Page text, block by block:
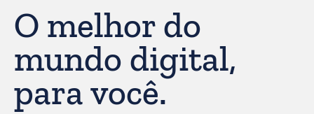
O melhor do
mundo digital,
para você.